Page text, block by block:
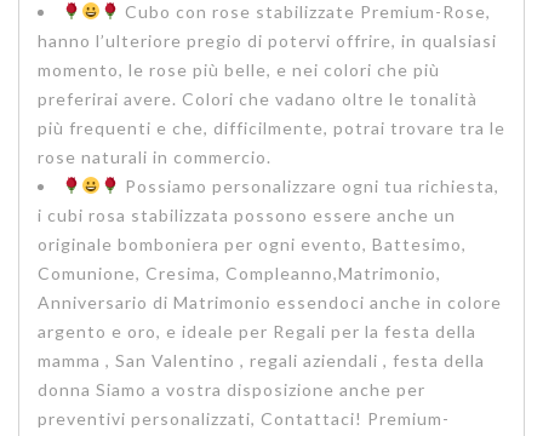
Cubo con rose stabilizzate Premium-Rose,
hanno l’ulteriore pregio di potervi offrire, in qualsiasi
momento, le rose più belle, e nei colori che più
preferirai avere. Colori che vadano oltre le tonalità
più frequenti e che, difficilmente, potrai trovare tra le
rose naturali in commercio.
Possiamo personalizzare ogni tua richiesta,
i cubi rosa stabilizzata possono essere anche un
originale bomboniera per ogni evento, Battesimo,
Comunione, Cresima, Compleanno,Matrimonio,
Anniversario di Matrimonio essendoci anche in colore
argento e oro, e ideale per Regali per la festa della
mamma , San Valentino , regali aziendali , festa della
donna Siamo a vostra disposizione anche per
preventivi personalizzati, Contattaci! Premium-